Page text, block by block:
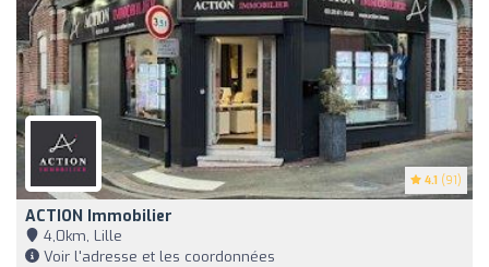
4.1 (91)
ACTION Immobilier
4,0km, Lille
Voir l'adresse et les coordonnées